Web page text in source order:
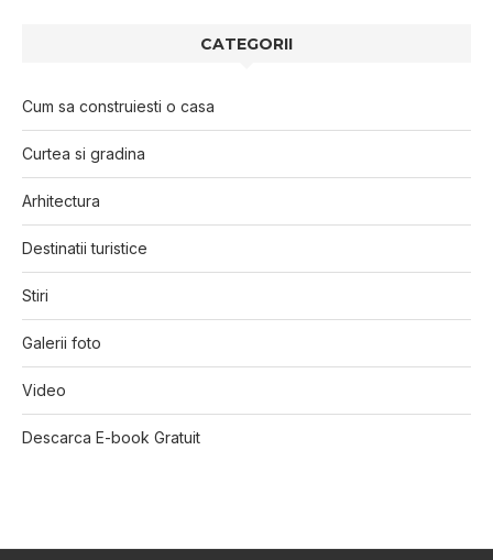
CATEGORII
Cum sa construiesti o casa
Curtea si gradina
Arhitectura
Destinatii turistice
Stiri
Galerii foto
Video
Descarca E-book Gratuit